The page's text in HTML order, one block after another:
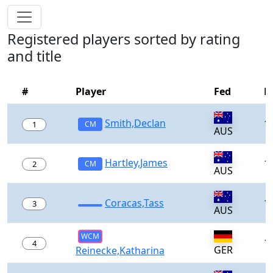
Registered players sorted by rating
and title
# Player Fed
1 CM Smith,Declan
AUS
2 CM Hartley,James
AUS
3 Coracas,Tass
AUS
4
WCM
Reinecke,Katharina GER